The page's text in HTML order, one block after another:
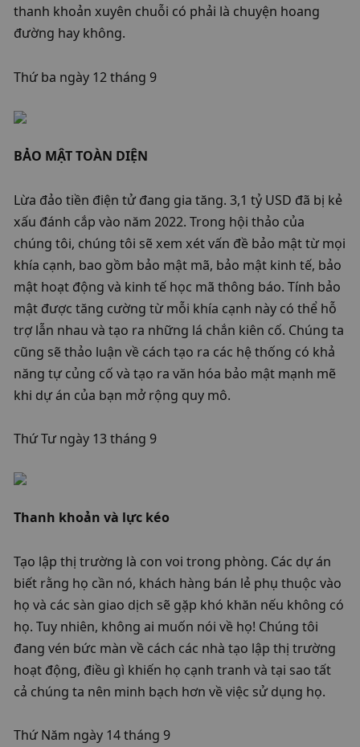
thanh khoản xuyên chuỗi có phải là chuyện hoang
đường hay không.
Thứ ba ngày 12 tháng 9
​BẢO MẬT TOÀN DIỆN
Lừa đảo tiền điện tử đang gia tăng. 3,1 tỷ USD đã bị kẻ
xấu đánh cắp vào năm 2022. Trong hội thảo của
chúng tôi, chúng tôi sẽ xem xét vấn đề bảo mật từ mọi
khía cạnh, bao gồm bảo mật mã, bảo mật kinh tế, bảo
mật hoạt động và kinh tế học mã thông báo. Tính bảo
mật được tăng cường từ mỗi khía cạnh này có thể hỗ
trợ lẫn nhau và tạo ra những lá chắn kiên cố. Chúng ta
cũng sẽ thảo luận về cách tạo ra các hệ thống có khả
năng tự củng cố và tạo ra văn hóa bảo mật mạnh mẽ
khi dự án của bạn mở rộng quy mô.
Thứ Tư ngày 13 tháng 9
Thanh khoản và lực kéo
​Tạo lập thị trường là con voi trong phòng. Các dự án
biết rằng họ cần nó, khách hàng bán lẻ phụ thuộc vào
họ và các sàn giao dịch sẽ gặp khó khăn nếu không có
họ. Tuy nhiên, không ai muốn nói về họ! Chúng tôi
đang vén bức màn về cách các nhà tạo lập thị trường
hoạt động, điều gì khiến họ cạnh tranh và tại sao tất
cả chúng ta nên minh bạch hơn về việc sử dụng họ.
Thứ Năm ngày 14 tháng 9